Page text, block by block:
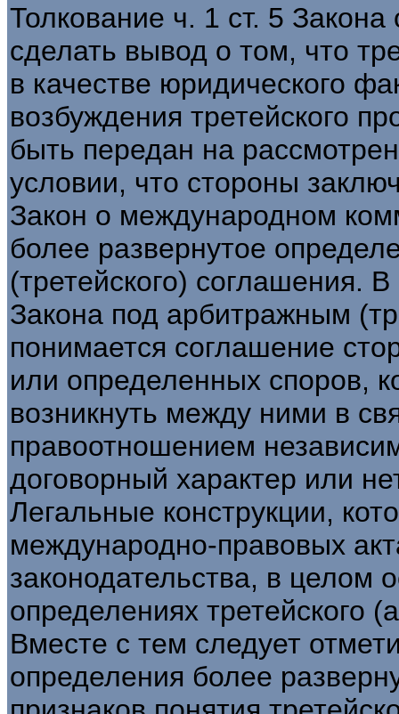
Толкование ч. 1 ст. 5 Закона
сделать вывод о том, что
в качестве юридического
возбуждения третейского
быть передан на
условии, что стороны
Закон о международном
более развернутое
(третейского) соглашения. В
Закона под арбитражным
понимается соглашение
или определенных споров,
возникнуть между ними в
правоотношением
договорный характер или
Легальные конструкции,
международно-правовых
законодательства, в целом
определениях третейского
Вместе с тем следует
определения более